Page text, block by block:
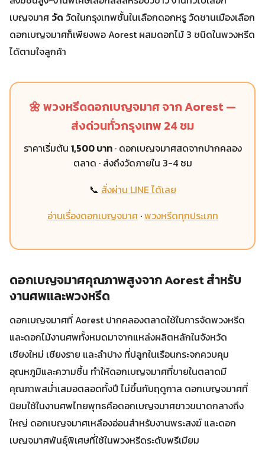
เบญจมาศ วัด วัดในกรุงเทพชั้นในเลือกดอกหรู วัดชานเมืองเลือก
ดอกเบญจมาศก็เพียงพอ Aorest ผสมดอกไม้ 3 ชนิดในพวงหรีด
ได้ตามใจลูกค้า
🌼 พวงหรีดดอกเบญจมาศ จาก Aorest —
ส่งด่วนทั่วกรุงเทพ 24 ชม
ราคาเริ่มต้น 1,500 บาท· ดอกเบญจมาศสดจากปากคลอง
ตลาด · ส่งถึงวัดภายใน 3-4 ชม
📞 สั่งผ่าน LINE ได้เลย
อ่านเรื่องดอกเบญจมาศ·พวงหรีดทุกประเภท
ดอกเบญจมาศคุณภาพสูงจาก Aorest สำหรับ
งานศพและพวงหรีด
ดอกเบญจมาศที่ Aorest ปากคลองตลาดใช้ในการจัดพวงหรีด
และดอกไม้งานศพทั้งหมดมาจากแหล่งผลิตหลักในจังหวัด
เชียงใหม่ เชียงราย และลำปาง ที่ปลูกในเรือนกระจกควบคุม
อุณหภูมิและความชื้น ทำให้ดอกเบญจมาศที่ขายในตลาดมี
คุณภาพสม่ำเสมอตลอดทั้งปี ไม่ขึ้นกับฤดูกาล ดอกเบญจมาศที่
นิยมใช้ในงานศพไทยพุทธคือดอกเบญจมาศขาวขนาดกลางถึง
ใหญ่ ดอกเบญจมาศเหลืองอ่อนสำหรับงานพระสงฆ์ และดอก
เบญจมาศพันธุ์พิเศษที่ใช้ในพวงหรีดระดับพรีเมียม